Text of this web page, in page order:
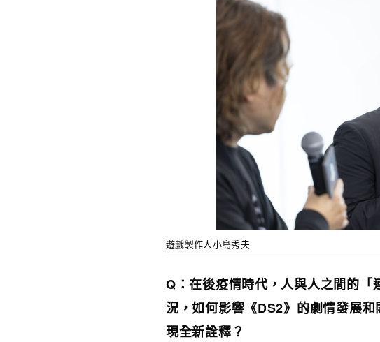
遊戲製作人小島秀夫
Q：在後疫情時代，人與人之間的
況，如何影響《DS2》的劇情發展
現全新詮釋？